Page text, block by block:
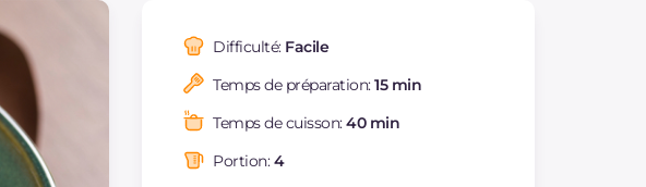
Difficulté: Facile
Temps de préparation:15 min
Temps de cuisson:40 min
Portion:4